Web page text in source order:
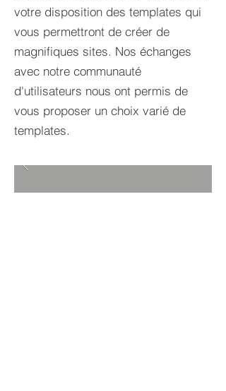
votre disposition des templates qui
vous permettront de créer de
magnifiques sites. Nos échanges
avec notre communauté
d'utilisateurs nous ont permis de
vous proposer un choix varié de
templates.